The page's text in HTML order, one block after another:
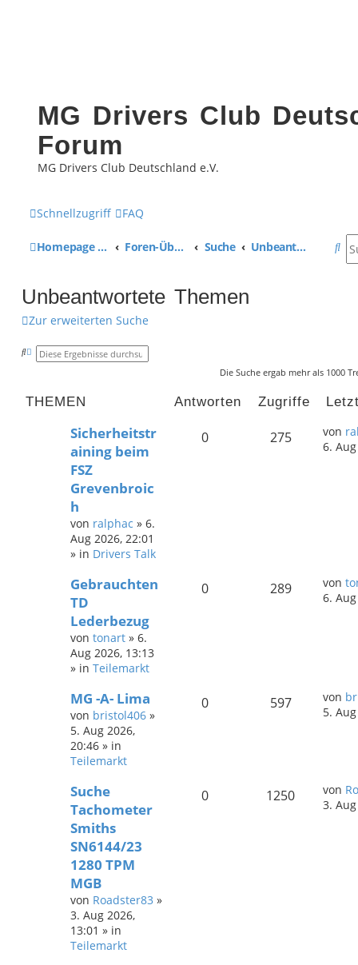
MG Drivers Club
Forum
MG Drivers Club Deutschland e.V.
Schnellzugriff FAQ
Homepage MG Drivers Club Deutschland Foren-Übersicht Suche Unbeantwortete Themen
S
Unbeantwortete Themen
Zur erweiterten Suche
S
ei
Die Suche ergab mehr als 1000
THEMEN Antworten Zugriffe
Sicherheitstr
aining beim
FSZ
Grevenbroic
h
von ralphac » 6.
Aug 2026, 22:01
» in Drivers Talk
0 275 von
6.
Gebrauchten
TD
Lederbezug
von tonart » 6.
Aug 2026, 13:13
» in Teilemarkt
0 289 von
6.
MG -A- Lima
von bristol406 »
5. Aug 2026,
20:46 » in
Teilemarkt
0 597 von
5.
Suche
Tachometer
Smiths
SN6144/23
1280 TPM
MGB
von Roadster83 »
3. Aug 2026,
13:01 » in
Teilemarkt
0 1250 von
3.